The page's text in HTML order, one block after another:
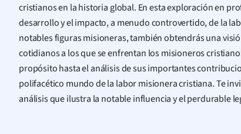
cristianos en la historia global. En esta exploración en
desarrollo y el impacto, a menudo controvertido, de la
notables figuras misioneras, también obtendrás una
cotidianos a los que se enfrentan los misioneros
propósito hasta el análisis de sus importantes
polifacético mundo de la labor misionera cristiana. Te
análisis que ilustra la notable influencia y el perdurable